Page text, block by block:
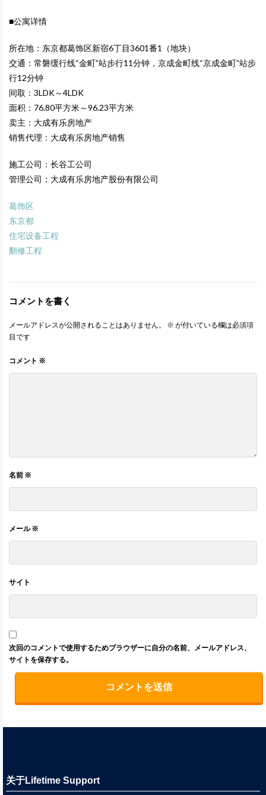
■公寓详情
所在地：东京都葛饰区新宿6丁目3601番1（地块）
交通：常磐缓行线“金町”站步行11分钟，京成金町线“京成金町”站步
行12分钟
间取：3LDK～4LDK
面积：76.80平方米～96.23平方米
卖主：大成有乐房地产
销售代理：大成有乐房地产销售
施工公司：长谷工公司
管理公司：大成有乐房地产股份有限公司
葛饰区
东京都
住宅设备工程
翻修工程
コメントを書く
メールアドレスが公開されることはありません。 ※ が付いている欄は必須項
目です
コメント ※
名前 ※
メール※
サイト
次回のコメントで使用するためブラウザーに自分の名前、メールアドレス、
サイトを保存する。
关于Lifetime Support